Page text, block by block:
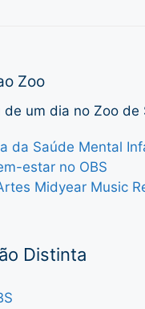
Zoo
um dia no Zoo de
da Saúde Mental
estar no OBS
Midyear Music
Distinta